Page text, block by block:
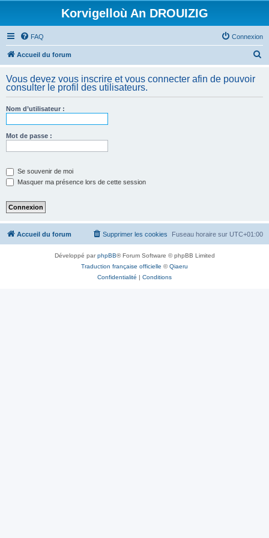
Korvigelloù An DROUIZIG
FAQ Connexion
Accueil du forum
h
Vous devez vous inscrire et vous connecter afin de pouvoir
consulter le profil des utilisateurs.
Nom d’utilisateur :
Mot de passe :
Se souvenir de moi
Masquer ma présence lors de cette session
Accueil du forum Fuseau horaire sur UTC+01:00
Supprimer les cookies
Développé parphpBB® Forum Software © phpBB Limited
Traduction française officielle ©Qiaeru
Confidentialité | Conditions